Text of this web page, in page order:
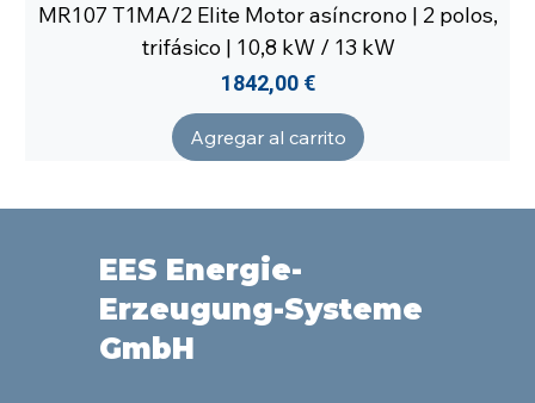
MR107 T1MA/2 Elite Motor asíncrono | 2 polos,
trifásico | 10,8 kW / 13 kW
Precio
1842,00 €
Agregar al carrito
EES Energie-
Erzeugung-Systeme
GmbH